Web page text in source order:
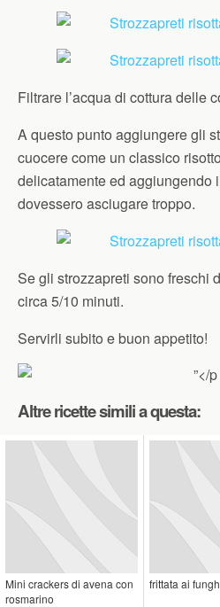
Filtrare l’acqua di cottura delle
A questo punto aggiungere gli
cuocere come un classico
delicatamente ed aggiungendo
dovessero asciugare troppo.
Se gli strozzapreti sono freschi
circa 5/10 minuti.
Servirli subito e buon appetito!
Altre ricette simili a questa:
Mini crackers di avena con
rosmarino
frittata ai